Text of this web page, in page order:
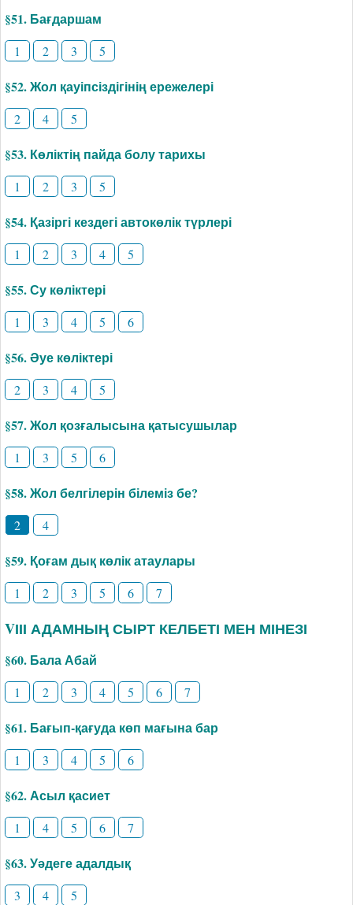
§51. Бағдаршам
1 2 3 5
§52. Жол қауіпсіздігінің ережелері
2 4 5
§53. Көліктің пайда болу тарихы
1 2 3 5
§54. Қазіргі кездегі автокөлік түрлері
1 2 3 4 5
§55. Су көліктері
1 3 4 5 6
§56. Әуе көліктері
2 3 4 5
§57. Жол қозғалысына қатысушылар
1 3 5 6
§58. Жол белгілерін білеміз бе?
2 4
§59. Қоғам дық көлік атаулары
1 2 3 5 6 7
VІІІ АДАМНЫҢ СЫРТ КЕЛБЕТІ МЕН МІНЕЗІ
§60. Бала Абай
1 2 3 4 5 6 7
§61. Бағып-қағуда көп мағына бар
1 3 4 5 6
§62. Асыл қасиет
1 4 5 6 7
§63. Уәдеге адалдық
3 4 5